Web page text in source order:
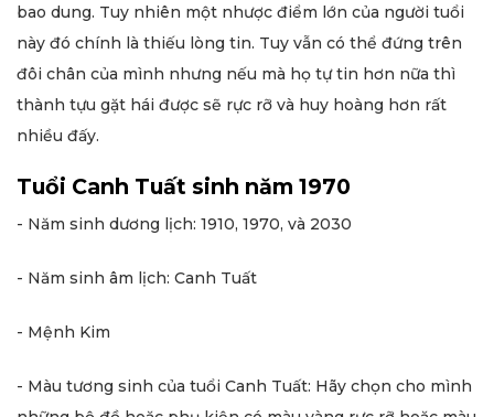
bao dung. Tuy nhiên một nhược điểm lớn của người tuổi
này đó chính là thiếu lòng tin. Tuy vẫn có thể đứng trên
đôi chân của mình nhưng nếu mà họ tự tin hơn nữa thì
thành tựu gặt hái được sẽ rực rỡ và huy hoàng hơn rất
nhiều đấy.
Tuổi Canh Tuất sinh năm 1970
- Năm sinh dương lịch: 1910, 1970, và 2030
- Năm sinh âm lịch: Canh Tuất
- Mệnh Kim
- Màu tương sinh của tuổi Canh Tuất: Hãy chọn cho mình